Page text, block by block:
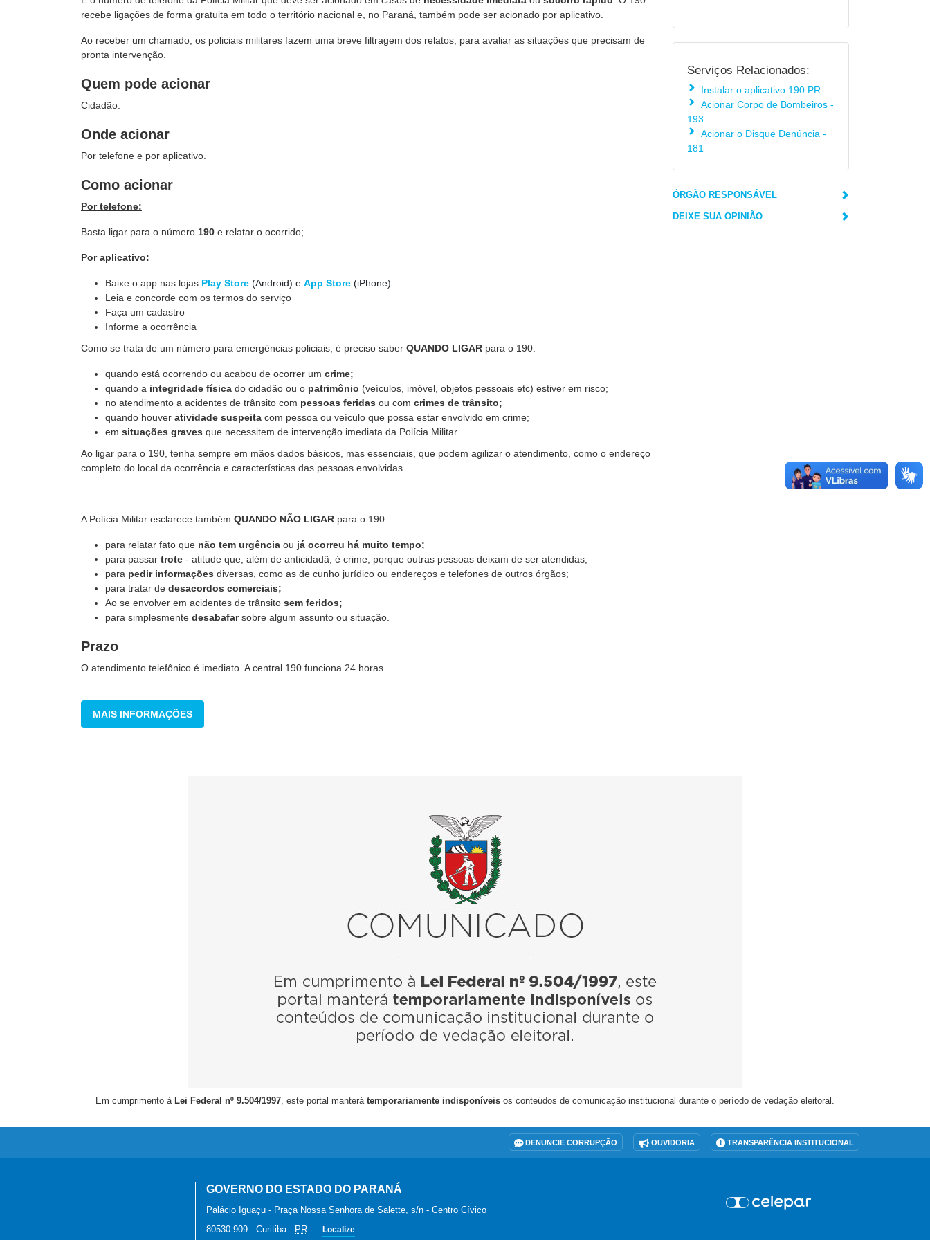
recebe ligações de forma gratuita em todo o território nacional e, no Paraná, também pode ser acionado por aplicativo.
Ao receber um chamado, os policiais militares fazem uma breve filtragem dos relatos, para avaliar as situações que precisam de
pronta intervenção.
Quem pode acionar
Cidadão.
Onde acionar
Por telefone e por aplicativo.
Como acionar
Por telefone:
Basta ligar para o número 190 e relatar o ocorrido;
Por aplicativo:
Baixe o app nas lojas Play Store (Android) e App Store (iPhone)
Leia e concorde com os termos do serviço
Faça um cadastro
Informe a ocorrência
Como se trata de um número para emergências policiais, é preciso saber QUANDO LIGAR para o 190:
quando está ocorrendo ou acabou de ocorrer um crime;
quando a integridade física do cidadão ou o patrimônio (veículos, imóvel, objetos pessoais etc) estiver em risco;
no atendimento a acidentes de trânsito com pessoas feridas ou com crimes de trânsito;
quando houver atividade suspeita com pessoa ou veículo que possa estar envolvido em crime;
em situações graves que necessitem de intervenção imediata da Polícia Militar.
Ao ligar para o 190, tenha sempre em mãos dados básicos, mas essenciais, que podem agilizar o atendimento, como o endereço
completo do local da ocorrência e características das pessoas envolvidas.
A Polícia Militar esclarece também QUANDO NÃO LIGAR para o 190:
para relatar fato que não tem urgência ou já ocorreu há muito tempo;
para passar trote - atitude que, além de anticidadã, é crime, porque outras pessoas deixam de ser atendidas;
para pedir informações diversas, como as de cunho jurídico ou endereços e telefones de outros órgãos;
para tratar de desacordos comerciais;
Ao se envolver em acidentes de trânsito sem feridos;
para simplesmente desabafarsobre algum assunto ou situação.
Prazo
O atendimento telefônico é imediato. A central 190 funciona 24 horas.
MAIS INFORMAÇÕES
Serviços Relacionados:
Instalar o aplicativo 190 PR
Acionar Corpo de Bombeiros -
193
Acionar o Disque Denúncia -
181
ÓRGÃO RESPONSÁVEL
DEIXE SUA OPINIÃO
Em cumprimento à Lei Federal nº 9.504/1997, este portal manterá temporariamente indisponíveis os conteúdos de comunicação institucional durante o período de vedação eleitoral.
DENUNCIE CORRUPÇÃO OUVIDORIA TRANSPARÊNCIA INSTITUCIONAL
GOVERNO DO ESTADO DO PARANÁ
Palácio Iguaçu - Praça Nossa Senhora de Salette, s/n - Centro Cívico
80530-909 - Curitiba- PR - Localize